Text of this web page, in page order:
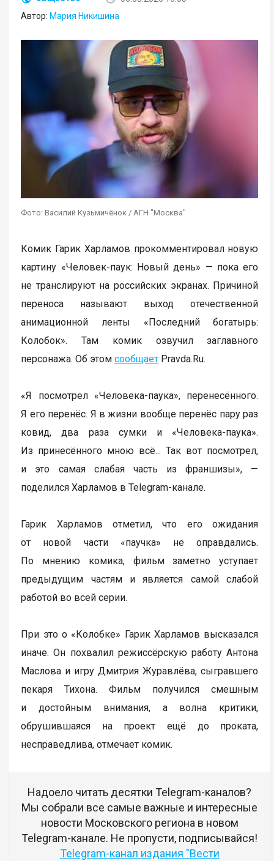
Автор: Мария Никишина
Фото: Василий Кузьмичёнок / АГН "Москва"
Комик Гарик Харламов прокомментировал новую
картину «Человек-паук: Новый день» — пока его
не транслируют на российских экранах. Причиной
переноса называют выход отечественной
анимационной ленты «Последний богатырь:
Колобок». Там комик озвучил заглавного
персонажа. Об этомсообщает Pravda.Ru.
«Я посмотрел «Человека-паука», перенесённого.
Я его перенёс. Я в жизни вообще перенёс пару раз
ковид, два раза сумки и «Человека-паука».
Из принесённого мною всё... Так вот посмотрел,
и это самая слабая часть из франшизы», —
поделился Харламов в Telegram-канале.
Гарик Харламов отметил, что его ожидания
от новой части «паучка» не оправдались.
По мнению комика, фильм заметно уступает
предыдущим частям и является самой слабой
работой во всей серии.
При это о «Колобке» Гарик Харламов высказался
иначе. Он похвалил режиссёрскую работу Антона
Маслова и игру Дмитрия Журавлёва, сыгравшего
пекаря Тихона. Фильм получился смешным
и достойным внимания, а волна критики,
обрушившаяся на проект ещё до проката,
несправедлива, отмечает комик.
Надоело читать десятки Telegram-каналов?
Мы собрали все самые важные и интересные
новости Московского региона в новом
Telegram-канале. Не пропусти, подписывайся!
Telegram-канал издания "Вести